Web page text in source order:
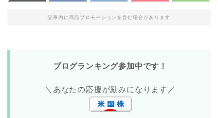
記事内に商品プロモーションを含む場合があります
ブログランキング参加中です！
＼あなたの応援が励みになります／